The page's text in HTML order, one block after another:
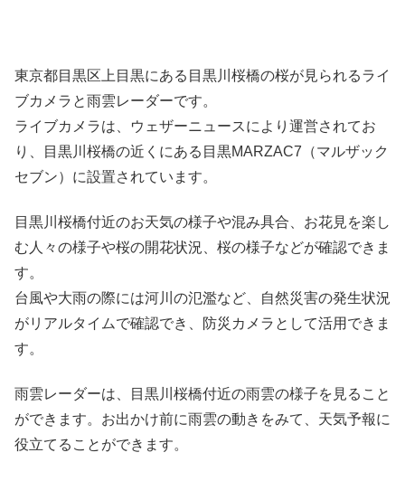
東京都目黒区上目黒にある目黒川桜橋の桜が見られるライ
ブカメラと雨雲レーダーです。
ライブカメラは、ウェザーニュースにより運営されてお
り、目黒川桜橋の近くにある目黒MARZAC7（マルザック
セブン）に設置されています。
目黒川桜橋付近のお天気の様子や混み具合、お花見を楽し
む人々の様子や桜の開花状況、桜の様子などが確認できま
す。
台風や大雨の際には河川の氾濫など、自然災害の発生状況
がリアルタイムで確認でき、防災カメラとして活用できま
す。
雨雲レーダーは、目黒川桜橋付近の雨雲の様子を見ること
ができます。お出かけ前に雨雲の動きをみて、天気予報に
役立てることができます。